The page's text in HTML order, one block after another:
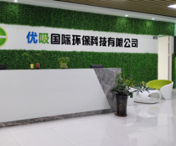
污染治理资质等级证
书”）、拥有多名高级《环
境工程高级工程师》室内
空气治理资格认证的治理
人员、掌握室内空气净化
治理实用技术和五项专利
技术、八项计算机软件著
作权登记证书等。研发实